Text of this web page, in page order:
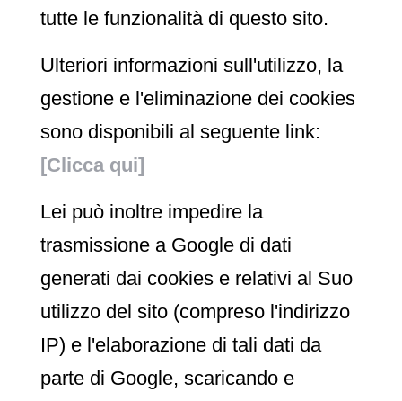
tutte le funzionalità di questo sito.
Ulteriori informazioni sull'utilizzo, la
gestione e l'eliminazione dei cookies
sono disponibili al seguente link:
[Clicca qui]
Lei può inoltre impedire la
trasmissione a Google di dati
generati dai cookies e relativi al Suo
utilizzo del sito (compreso l'indirizzo
IP) e l'elaborazione di tali dati da
parte di Google, scaricando e